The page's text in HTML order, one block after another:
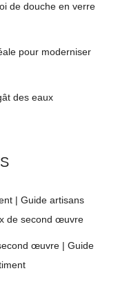
de douche en verre
pour moderniser
des eaux
| Guide artisans
de second œuvre
œuvre | Guide